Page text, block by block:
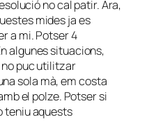
no cal patir. Ara,
mides ja es
a mi. Potser 4
algunes situacions,
puc utilitzar
sola mà, em costa
el polze. Potser si
teniu aquests